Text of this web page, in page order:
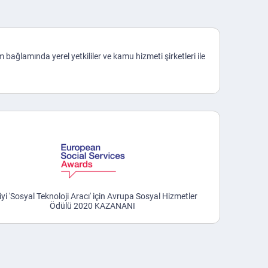
bağlamında yerel yetkililer ve kamu hizmeti şirketleri ile
'Sosyal Teknoloji Aracı' için Avrupa Sosyal Hizmetler
Ödülü 2020 KAZANANI